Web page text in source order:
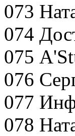
073
074
075
076
077
078